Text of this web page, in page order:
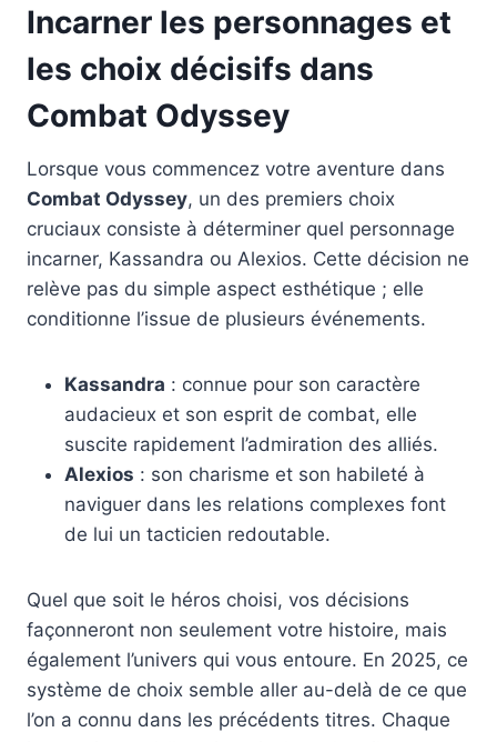
Incarner les personnages et
les choix décisifs dans
Combat Odyssey
Lorsque vous commencez votre aventure dans
Combat Odyssey, un des premiers choix
cruciaux consiste à déterminer quel personnage
incarner, Kassandra ou Alexios. Cette décision ne
relève pas du simple aspect esthétique ; elle
conditionne l’issue de plusieurs événements.
Kassandra : connue pour son caractère
audacieux et son esprit de combat, elle
suscite rapidement l’admiration des alliés.
Alexios : son charisme et son habileté à
naviguer dans les relations complexes font
de lui un tacticien redoutable.
Quel que soit le héros choisi, vos décisions
façonneront non seulement votre histoire, mais
également l’univers qui vous entoure. En 2025, ce
système de choix semble aller au-delà de ce que
l’on a connu dans les précédents titres. Chaque